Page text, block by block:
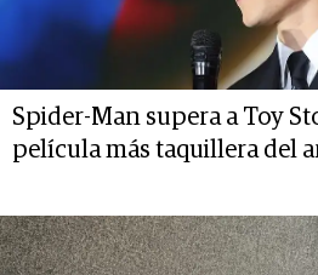
Spider-Man supera a Toy
película más taquillera del